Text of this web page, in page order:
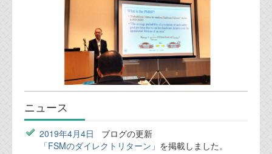
ニュース
2019年4月4日 ブログの更新
「FSMのダイレクトリターン」 を掲載しました。